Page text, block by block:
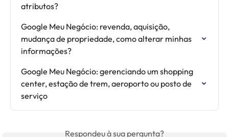
atributos?
Google Meu Negócio: revenda, aquisição,
mudança de propriedade, como alterar minhas
informações?
Google Meu Negócio: gerenciando um shopping
center, estação de trem, aeroporto ou posto de
serviço
Respondeu à sua pergunta?